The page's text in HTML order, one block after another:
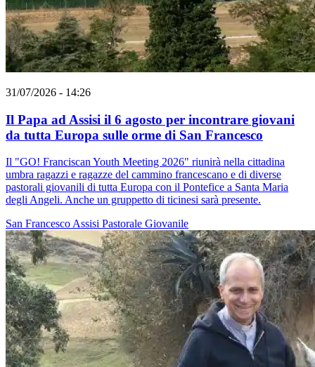
31/07/2026 - 14:26
Il Papa ad Assisi il 6 agosto per incontrare giovani
da tutta Europa sulle orme di San Francesco
Il "GO! Franciscan Youth Meeting 2026" riunirà nella cittadina
umbra ragazzi e ragazze del cammino francescano e di diverse
pastorali giovanili di tutta Europa con il Pontefice a Santa Maria
degli Angeli. Anche un gruppetto di ticinesi sarà presente.
San FrancescoAssisi Pastorale Giovanile